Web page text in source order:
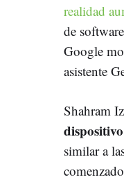
realidad
de
Google
asistente
Shahram
similar a